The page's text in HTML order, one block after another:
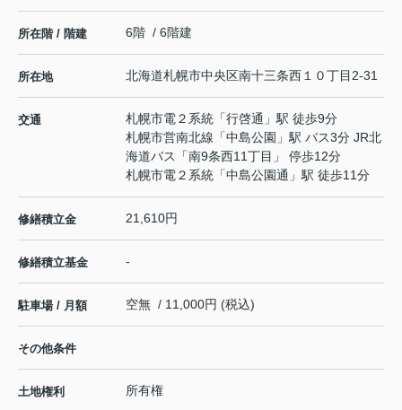
所在階 / 階建 6階 / 6階建
所在地 北海道札幌市中央区南十三条西 １０丁目2-31
交通 札幌市電２系統 「行啓通 」駅 徒歩9分
札幌市営南北線 「中島公園 」駅 バス3分 JR北
海道バス「南9条西11丁目」 停歩12分
札幌市電２系統 「中島公園通 」駅 徒歩11分
修繕積立金 21,610円
修繕積立基金 -
駐車場 / 月額 空無 / 11,000円 (税込)
その他条件
土地権利 所有権